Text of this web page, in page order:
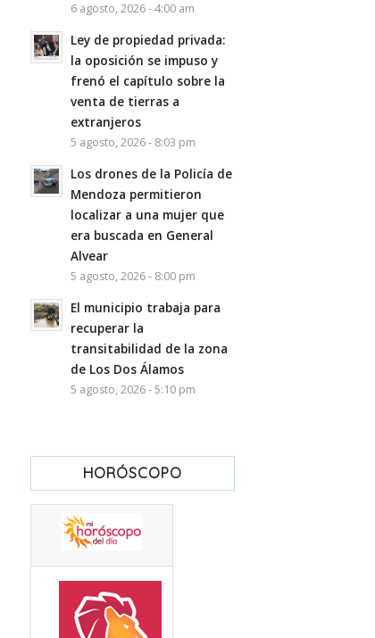
6 agosto, 2026 - 4:00 am
Ley de propiedad privada:
la oposición se impuso y
frenó el capítulo sobre la
venta de tierras a
extranjeros
5 agosto, 2026 - 8:03 pm
Los drones de la Policía de
Mendoza permitieron
localizar a una mujer que
era buscada en General
Alvear
5 agosto, 2026 - 8:00 pm
El municipio trabaja para
recuperar la
transitabilidad de la zona
de Los Dos Álamos
5 agosto, 2026 - 5:10 pm
HORÓSCOPO